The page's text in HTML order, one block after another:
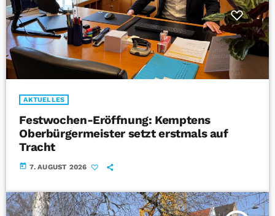
AKTUELLES
Festwochen-Eröffnung: Kemptens
Oberbürgermeister setzt erstmals auf
Tracht
today 7. AUGUST 2026